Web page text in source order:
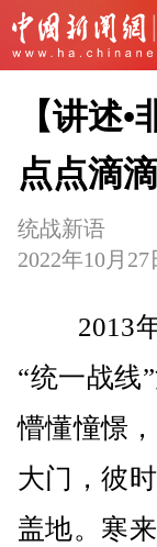
【讲述
点点滴
统战新语
2022年10月27
2013年
“统一战线
懵懂憧憬
大门，彼
盖地。寒